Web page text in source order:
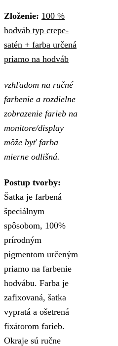
Zloženie: 100 %
hodváb typ crepe-
satén + farba určená
priamo na hodváb
vzhľadom na ručné
farbenie a rozdielne
zobrazenie farieb na
monitore/display
môže byť farba
mierne odlišná.
Postup tvorby:
Šatka je farbená
špeciálnym
spôsobom, 100%
prírodným
pigmentom určeným
priamo na farbenie
hodvábu. Farba je
zafixovaná, šatka
vypratá a ošetrená
fixátorom farieb.
Okraje sú ručne